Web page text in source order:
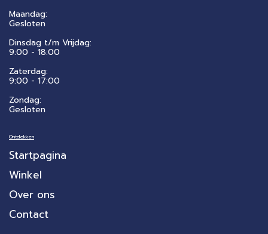
Maandag:
Gesloten
Dinsdag t/m Vrijdag:
9:00 - 18:00
Zaterdag:
​9:00 - 17:00
Zondag:
Gesloten
Ontdekken
Startpagina
Winkel
Over ons
Contact